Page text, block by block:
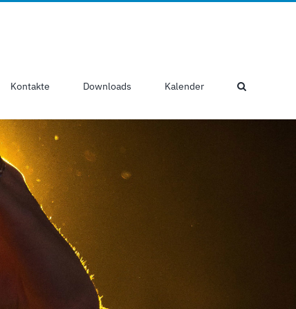
Kontakte Downloads Kalender